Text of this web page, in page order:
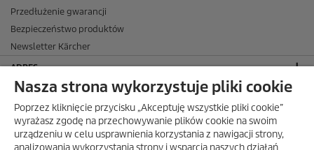
Przedłużenie gwarancji
Bezpieczeństwo produktów
Newsletter Kärcher
ADRES
BIURO OBSŁUGI KLIENTA
OPINIE O EKÄRCHER
DOSTAWA W EKÄRCHER
Nasza strona wykorzystuje pliki cookie
Poprzez kliknięcie przycisku „Akceptuję wszystkie pliki cookie”
wyrażasz zgodę na przechowywanie plików cookie na swoim
urządzeniu w celu usprawnienia korzystania z nawigacji strony,
analizowania wykorzystania strony i wsparcia naszych działań